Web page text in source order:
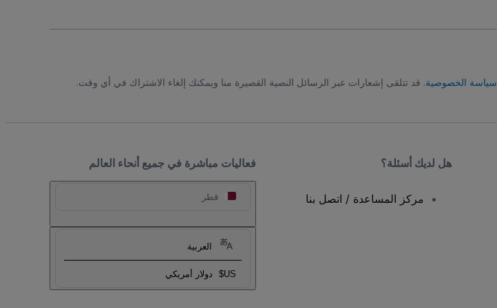
سياسة الخصوصية. قد تتلقى إشعارات عبر الرسائل النصية القصيرة منا ويمكنك إلغاء الاشتراك في أي وقت.
فعاليات مباشرة في جميع أنحاء العالم
قطر
العربية
US$ دولار أمريكي
هل لديك أسئلة؟
مركز المساعدة / اتصل بنا